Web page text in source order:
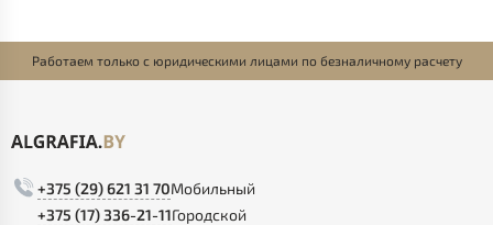
Работаем только с юридическими лицами по безналичному расчету
+375 (29) 621 31 70Мобильный
+375 (17) 336-21-11Городской